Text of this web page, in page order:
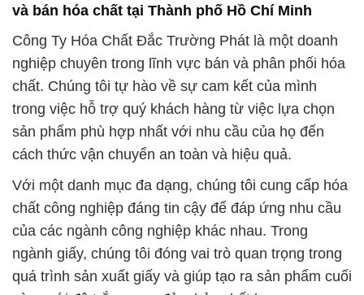
và bán hóa chất tại Thành phố Hồ Chí Minh
Công Ty Hóa Chất Đắc Trường Phát là một doanh
nghiệp chuyên trong lĩnh vực bán và phân phối hóa
chất. Chúng tôi tự hào về sự cam kết của mình
trong việc hỗ trợ quý khách hàng từ việc lựa chọn
sản phẩm phù hợp nhất với nhu cầu của họ đến
cách thức vận chuyển an toàn và hiệu quả.
Với một danh mục đa dạng, chúng tôi cung cấp hóa
chất công nghiệp đáng tin cậy để đáp ứng nhu cầu
của các ngành công nghiệp khác nhau. Trong
ngành giấy, chúng tôi đóng vai trò quan trọng trong
quá trình sản xuất giấy và giúp tạo ra sản phẩm cuối